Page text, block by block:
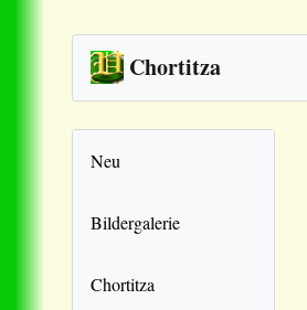
Chortitza
Neu
Bildergalerie
Chortitza